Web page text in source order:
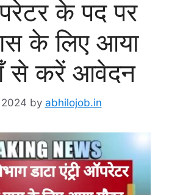
के पद पर
के लिए आया
से करें आवेदन
by abhilojob.in